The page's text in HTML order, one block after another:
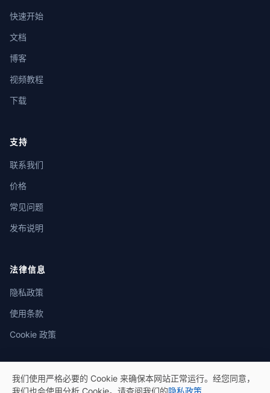
快速开始
文档
博客
视频教程
下载
支持
联系我们
价格
常见问题
发布说明
法律信息
隐私政策
使用条款
Cookie 政策
我们使用严格必要的 Cookie 来确保本网站正常运行。经您同意，
我们也会使用分析 Cookie。请查阅我们的隐私政策